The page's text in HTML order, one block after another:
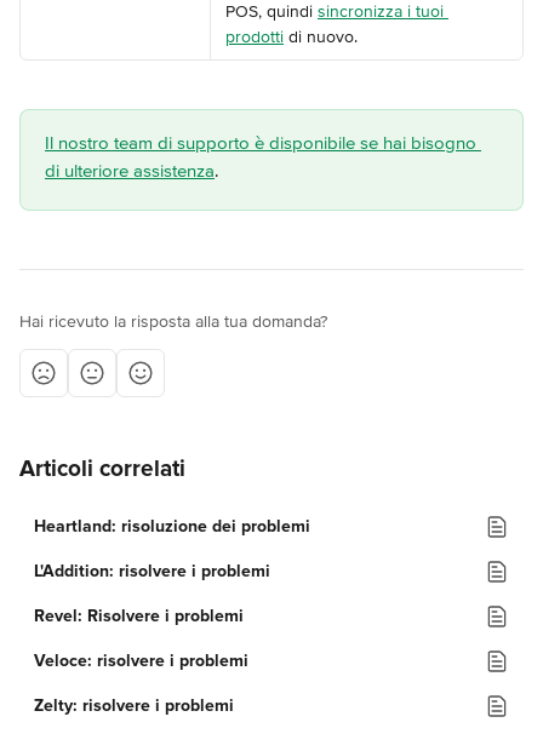
POS, quindi sincronizza i tuoi
prodotti di nuovo.
Il nostro team di supporto è disponibile se hai bisogno
di ulteriore assistenza.
Hai ricevuto la risposta alla tua domanda?
Articoli correlati
Heartland: risoluzione dei problemi
L'Addition: risolvere i problemi
Revel: Risolvere i problemi
Veloce: risolvere i problemi
Zelty: risolvere i problemi